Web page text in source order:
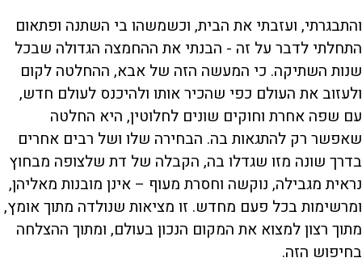
והתבגרתי, ועזבתי את הבית, וכשמשהו בי השתנה ופתאום
התחלתי לדבר על זה - הבנתי את ההחמצה הגדולה שבכל
שנות השתיקה. כי המעשה הזה של אבא, ההחלטה לקום
ולעזוב את העולם כפי שהכיר אותו ולהיכנס לעולם חדש,
עם שפה אחרת וחוקים שונים לחלוטין, היא החלטה
שאפשר רק להתגאות בה. הבחירה שלו ושל רבים אחרים
בדרך שונה מזו שגדלו בה, הקבלה של דת שלצופה מבחוץ
נראית מגבילה, נוקשה וחסרת מעוף – אינן מובנות מאליהן,
ומרשימות בכל פעם מחדש. זו מציאות שנולדה מתוך אומץ,
מתוך רצון למצוא את המקום הנכון בעולם, ומתוך ההצלחה
בחיפוש הזה.